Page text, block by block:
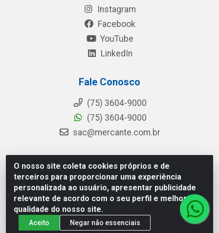
O nosso site coleta cookies próprios e de
terceiros para proporcionar uma experiência
personalizada ao usuário, apresentar publicidade
relevante de acordo com o seu perfil e melhorar a
qualidade do nosso site.
Aceito Negar não essenciais
Instagram
Facebook
YouTube
LinkedIn
Fale Conosco
(75) 3604-9000
(75) 3604-9000
sac@mercante.com.br
Mercante Distribuidora - Rua Mercante, 699 - Aviário,
Feira de Santana/BA - CEP 44.096-218 - CNPJ
96.755.848/0001-08